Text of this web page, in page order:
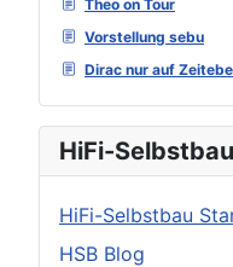
Theo on Tour
Vorstellung sebu
Dirac nur auf
HiFi-Selbstbau
HiFi-Selbstbau
HSB Blog